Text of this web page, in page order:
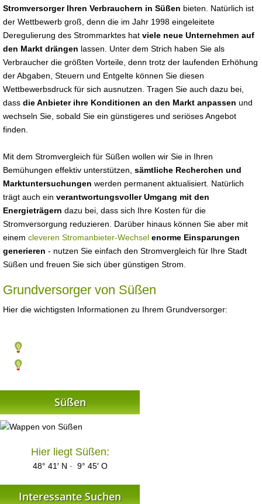
Stromversorger Ihren Verbrauchern in Süßen bieten. Natürlich ist
der Wettbewerb groß, denn die im Jahr 1998 eingeleitete
Deregulierung des Strommarktes hat viele neue Unternehmen auf
den Markt drängen lassen. Unter dem Strich haben Sie als
Verbraucher die größten Vorteile, denn trotz der laufenden Erhöhung
der Abgaben, Steuern und Entgelte können Sie diesen
Wettbewerbsdruck für sich ausnutzen. Tragen Sie auch dazu bei,
dass die Anbieter ihre Konditionen an den Markt anpassen und
wechseln Sie, sobald Sie ein günstigeres und seriöses Angebot
finden.
Mit dem Stromvergleich für Süßen wollen wir Sie in Ihren
Bemühungen effektiv unterstützen, sämtliche Recherchen und
Marktuntersuchungen werden permanent aktualisiert. Natürlich
trägt auch ein verantwortungsvoller Umgang mit den
Energieträgern dazu bei, dass sich Ihre Kosten für die
Stromversorgung reduzieren. Darüber hinaus können Sie aber mit
einem cleveren Stromanbieter-Wechsel enorme Einsparungen
generieren - nutzen Sie einfach den Stromvergleich für Ihre Stadt
Süßen und freuen Sie sich über günstigen Strom.
Grundversorger von Süßen
Hier die wichtigsten Informationen zu Ihrem Grundversorger:
Süßen
Hier liegt Süßen:
48° 41′ N · 9° 45′ O
Interessante Suchen